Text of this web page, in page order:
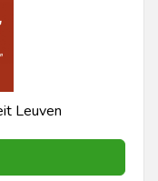
Leuven